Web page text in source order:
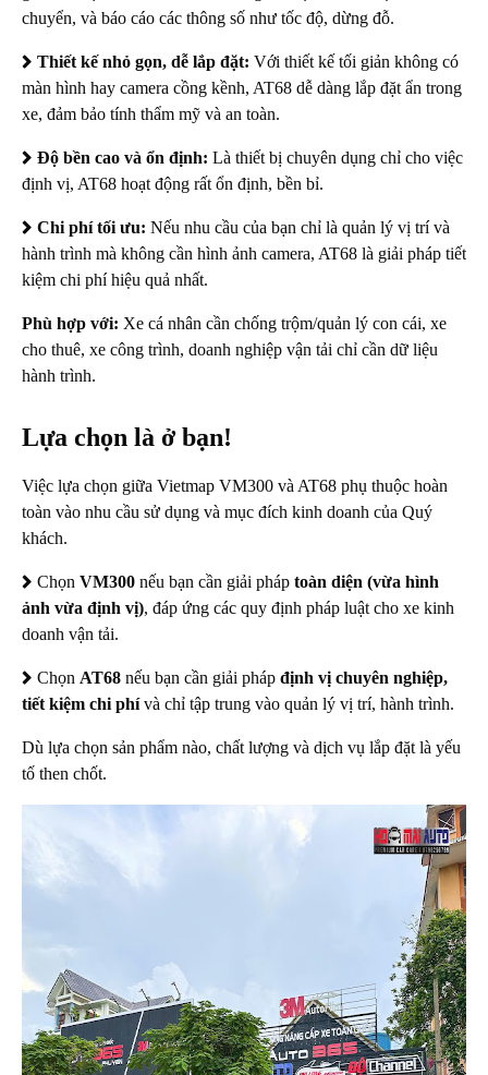
chuyển, và báo cáo các thông số như tốc độ, dừng đỗ.
Thiết kế nhỏ gọn, dễ lắp đặt: Với thiết kế tối giản không có
màn hình hay camera cồng kềnh, AT68 dễ dàng lắp đặt ẩn trong
xe, đảm bảo tính thẩm mỹ và an toàn.
Độ bền cao và ổn định: Là thiết bị chuyên dụng chỉ cho việc
định vị, AT68 hoạt động rất ổn định, bền bỉ.
Chi phí tối ưu: Nếu nhu cầu của bạn chỉ là quản lý vị trí và
hành trình mà không cần hình ảnh camera, AT68 là giải pháp tiết
kiệm chi phí hiệu quả nhất.
Phù hợp với: Xe cá nhân cần chống trộm/quản lý con cái, xe
cho thuê, xe công trình, doanh nghiệp vận tải chỉ cần dữ liệu
hành trình.
Lựa chọn là ở bạn!
Việc lựa chọn giữa Vietmap VM300 và AT68 phụ thuộc hoàn
toàn vào nhu cầu sử dụng và mục đích kinh doanh của Quý
khách.
Chọn VM300 nếu bạn cần giải pháp toàn diện (vừa hình
ảnh vừa định vị), đáp ứng các quy định pháp luật cho xe kinh
doanh vận tải.
Chọn AT68 nếu bạn cần giải pháp định vị chuyên nghiệp,
tiết kiệm chi phívà chỉ tập trung vào quản lý vị trí, hành trình.
Dù lựa chọn sản phẩm nào, chất lượng và dịch vụ lắp đặt là yếu
tố then chốt.